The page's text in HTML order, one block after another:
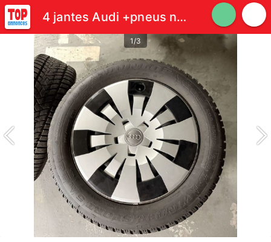
4 jantes Audi +pneus neufs DUNLOP 205/55R16 neige
1/3